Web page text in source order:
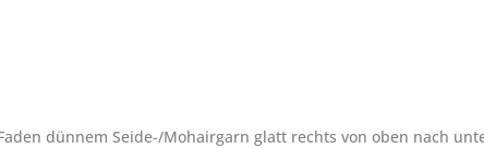
dünnem Seide-/Mohairgarn glatt rechts von oben nach